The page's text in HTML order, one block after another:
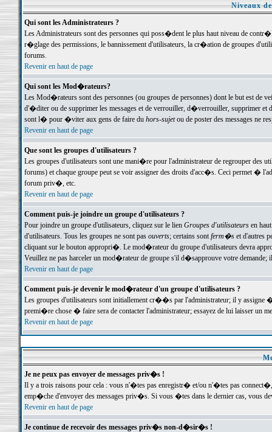
Niveaux
Qui sont les Administrateurs ?
Les Administrateurs sont des personnes qui poss�dent le plus haut niveau de
r�glage des permissions, le bannissement d'utilisateurs, la cr�ation de groupes
forums.
Revenir en haut de page
Qui sont les Mod�rateurs?
Les Mod�rateurs sont des personnes (ou groupes de personnes) dont le but est de
d'�diter ou de supprimer les messages et de verrouiller, d�verrouiller, supprimer
sont l� pour �viter aux gens de faire du hors-sujetou de poster des messages ne
Revenir en haut de page
Que sont les groupes d'utilisateurs ?
Les groupes d'utilisateurs sont une mani�re pour l'administrateur de regrouper des
forums) et chaque groupe peut se voir assigner des droits d'acc�s. Ceci permet
forum priv�, etc.
Revenir en haut de page
Comment puis-je joindre un groupe d'utilisateurs ?
Pour joindre un groupe d'utilisateurs, cliquez sur le lien Groupes d'utilisateursen haut
d'utilisateurs. Tous les groupes ne sont pas ouverts; certains sontferm�set d'autres
cliquant sur le bouton appropri�. Le mod�rateur du groupe d'utilisateurs devra
Veuillez ne pas harceler un mod�rateur de groupe s'il d�sapprouve votre demande;
Revenir en haut de page
Comment puis-je devenir le mod�rateur d'un groupe d'utilisateurs ?
Les groupes d'utilisateurs sont initiallement cr��s par l'administrateur; il y
premi�re chose � faire sera de contacter l'administrateur; essayez de lui laisser un
Revenir en haut de page
Je ne peux pas envoyer de messages priv�s !
Il y a trois raisons pour cela : vous n'�tes pas enregistr� et/ou n'�tes pas
emp�che d'envoyer des messages priv�s. Si vous �tes dans le dernier cas, vous
Revenir en haut de page
Je continue de recevoir des messages priv�s non-d�sir�s !